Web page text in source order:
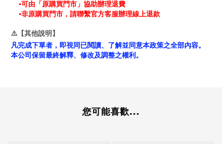
▪可由「原購買門市」協助辦理退費
▪非原購買門市，請聯繫官方客服辦理線上退款
⚠️【其他說明】
凡完成下單者，即視同已閱讀、了解並同意本政策之全部內容。
本公司保留最終解釋、修改及調整之權利。
您可能喜歡...